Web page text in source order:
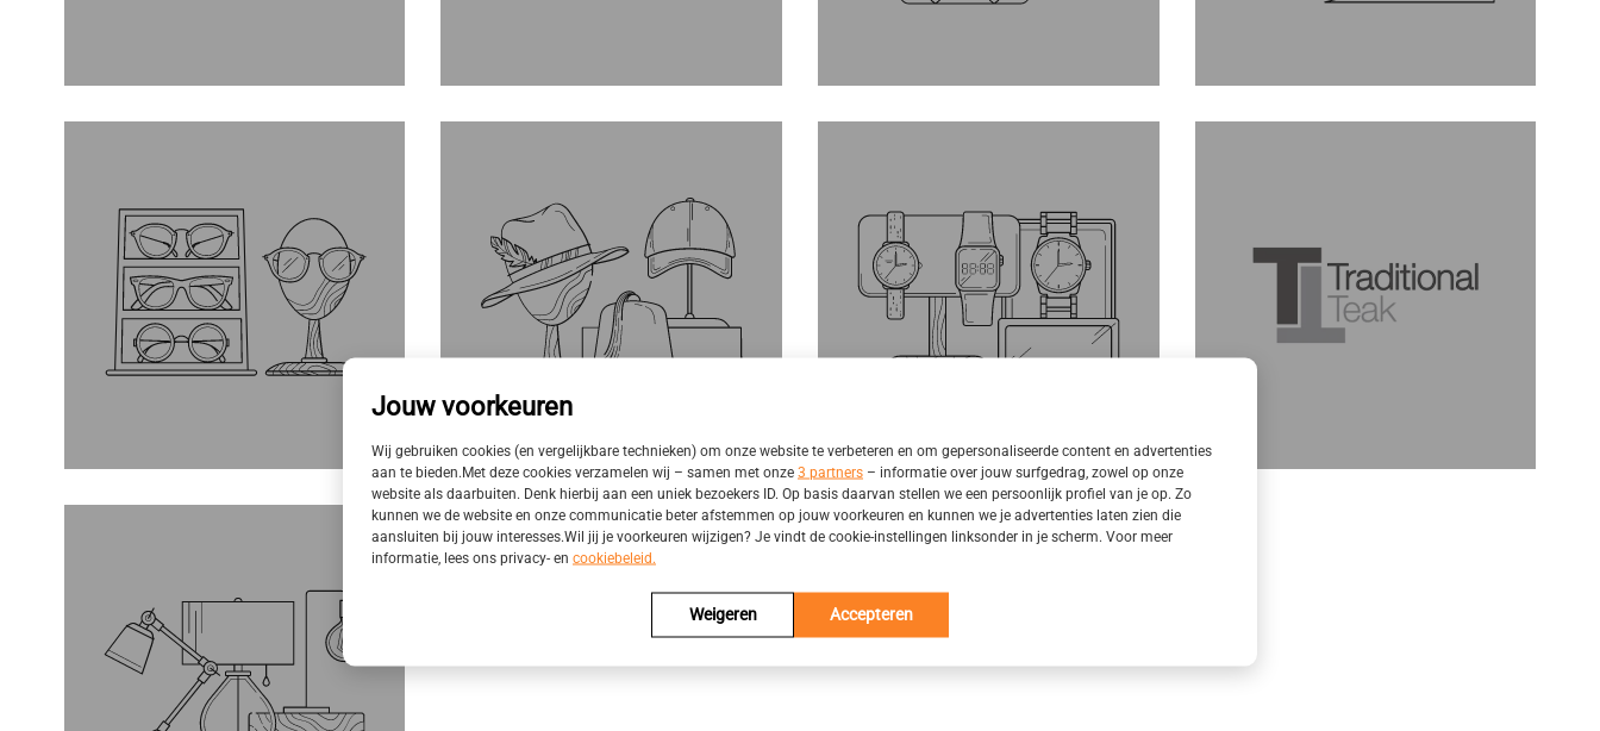
Jouw voorkeuren
Wij gebruiken cookies (en vergelijkbare technieken) om onze website te verbeteren en om gepersonaliseerde content en advertenties
aan te bieden.Met deze cookies verzamelen wij – samen met onze 3 partners – informatie over jouw surfgedrag, zowel op onze
website als daarbuiten. Denk hierbij aan een uniek bezoekers ID. Op basis daarvan stellen we een persoonlijk profiel van je op. Zo
kunnen we de website en onze communicatie beter afstemmen op jouw voorkeuren en kunnen we je advertenties laten zien die
aansluiten bij jouw interesses.Wil jij je voorkeuren wijzigen? Je vindt de cookie-instellingen linksonder in je scherm. Voor meer
informatie, lees ons privacy- en cookiebeleid.
Weigeren Accepteren